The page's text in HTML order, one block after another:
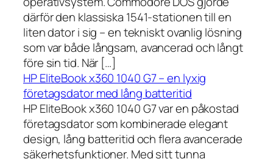
därför den klassiska 1541-stationen till en
liten dator i sig – en tekniskt ovanlig lösning
som var både långsam, avancerad och långt
före sin tid. När […]
HP EliteBook x360 1040 G7 – en lyxig
företagsdator med lång batteritid
HP EliteBook x360 1040 G7 var en påkostad
företagsdator som kombinerade elegant
design, lång batteritid och flera avancerade
säkerhetsfunktioner. Med sitt tunna